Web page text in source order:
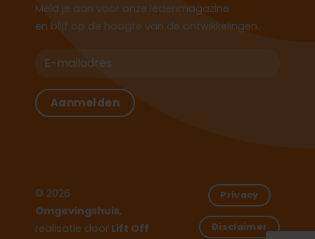
Meld je aan voor onze ledenmagazine
en blijf op de hoogte van de ontwikkelingen.
© 2026
Omgevingshuis,
realisatie door Lift Off
Privacy
Disclaimer